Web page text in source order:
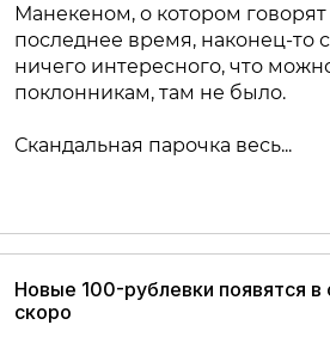
Манекеном, о котором
последнее время, наконец-то
ничего интересного, что
поклонникам, там не было.
Скандальная парочка весь...
Новые 100-рублевки появятся
скоро